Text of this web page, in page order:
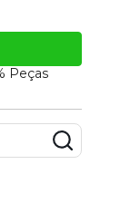
Peças